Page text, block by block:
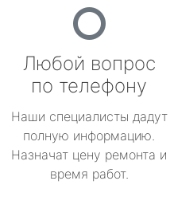
Любой вопрос
по телефону
Наши специалисты дадут
полную информацию.
Назначат цену ремонта и
время работ.